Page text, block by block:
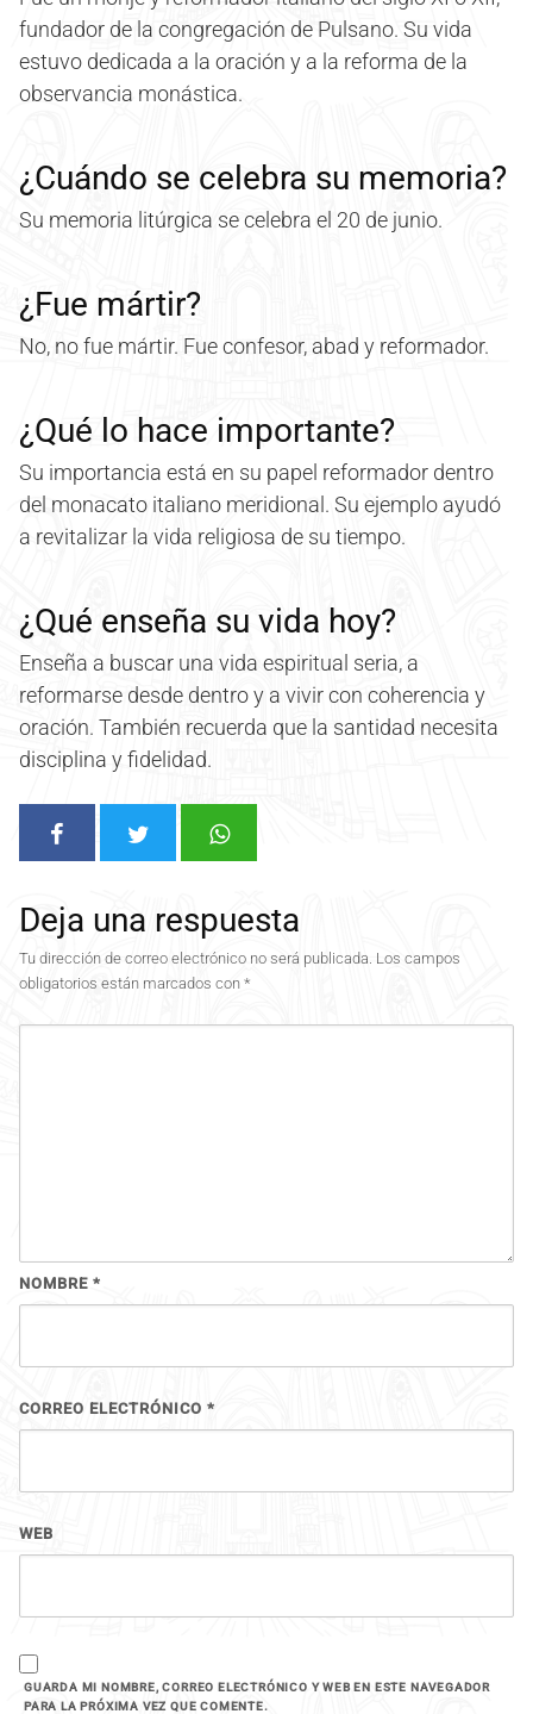
fundador de la congregación de Pulsano. Su vida
estuvo dedicada a la oración y a la reforma de la
observancia monástica.
¿Cuándo se celebra su memoria?
Su memoria litúrgica se celebra el 20 de junio.
¿Fue mártir?
No, no fue mártir. Fue confesor, abad y reformador.
¿Qué lo hace importante?
Su importancia está en su papel reformador dentro
del monacato italiano meridional. Su ejemplo ayudó
a revitalizar la vida religiosa de su tiempo.
¿Qué enseña su vida hoy?
Enseña a buscar una vida espiritual seria, a
reformarse desde dentro y a vivir con coherencia y
oración. También recuerda que la santidad necesita
disciplina y fidelidad.
Deja una respuesta
Tu dirección de correo electrónico no será publicada. Los campos
obligatorios están marcados con *
NOMBRE *
CORREO ELECTRÓNICO *
WEB
GUARDA MI NOMBRE, CORREO ELECTRÓNICO Y WEB EN ESTE NAVEGADOR
PARA LA PRÓXIMA VEZ QUE COMENTE.